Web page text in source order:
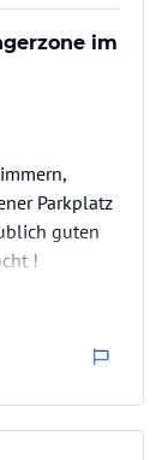
im
Parkplatz
guten
!